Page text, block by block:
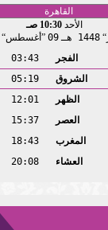
الأحد10:30 صـ
1448 هـ 09 أغسطس
الفجر
03:43
الشروق
05:19
الظهر
12:01
العصر
15:37
المغرب
18:43
العشاء
20:08